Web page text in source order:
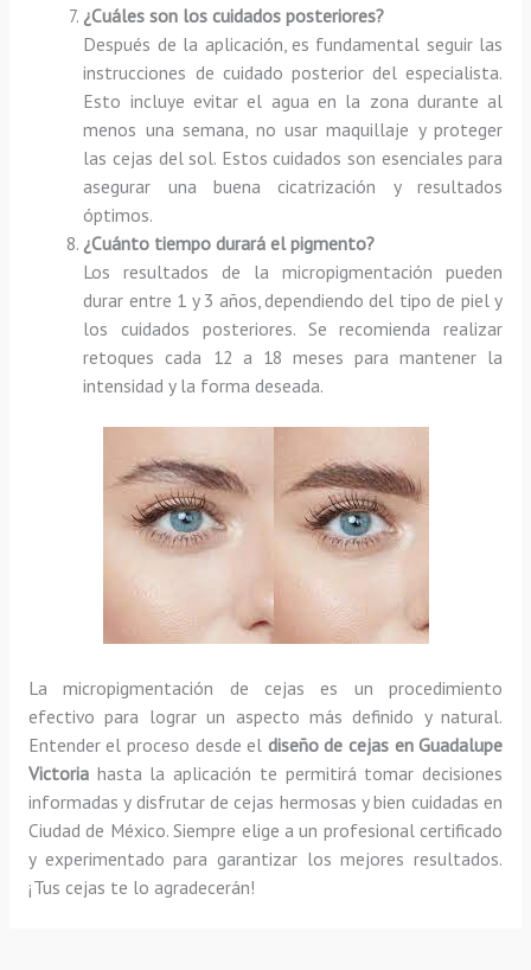
¿Cuáles son los cuidados posteriores?
Después de la aplicación, es fundamental seguir las
instrucciones de cuidado posterior del especialista.
Esto incluye evitar el agua en la zona durante al
menos una semana, no usar maquillaje y proteger
las cejas del sol. Estos cuidados son esenciales para
asegurar una buena cicatrización y resultados
óptimos.
¿Cuánto tiempo durará el pigmento?
Los resultados de la micropigmentación pueden
durar entre 1 y 3 años, dependiendo del tipo de piel y
los cuidados posteriores. Se recomienda realizar
retoques cada 12 a 18 meses para mantener la
intensidad y la forma deseada.
La micropigmentación de cejas es un procedimiento
efectivo para lograr un aspecto más definido y natural.
Entender el proceso desde el diseño de cejas en Guadalupe
Victoria hasta la aplicación te permitirá tomar decisiones
informadas y disfrutar de cejas hermosas y bien cuidadas en
Ciudad de México. Siempre elige a un profesional certificado
y experimentado para garantizar los mejores resultados.
¡Tus cejas te lo agradecerán!